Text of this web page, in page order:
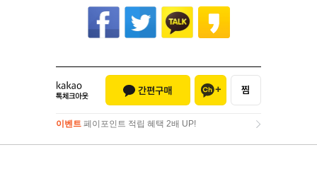
이벤트 페이포인트 적립 혜택 2배 UP!
이벤트페이포인트 적립 혜택 2배 UP!